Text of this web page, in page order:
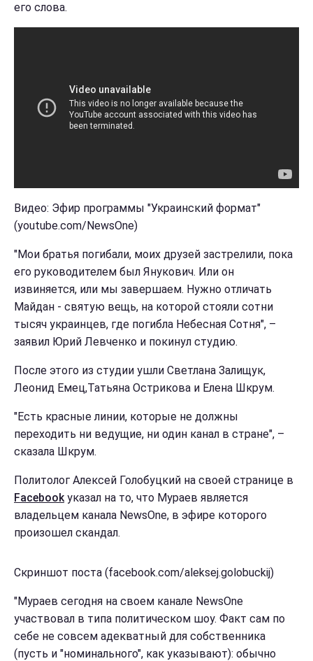
его слова.
Видео: Эфир программы "Украинский формат"
(youtube.com/NewsOne)
"Мои братья погибали, моих друзей застрелили, пока
его руководителем был Янукович. Или он
извиняется, или мы завершаем. Нужно отличать
Майдан - святую вещь, на которой стояли сотни
тысяч украинцев, где погибла Небесная Сотня", –
заявил Юрий Левченко и покинул студию.
После этого из студии ушли Светлана Залищук,
Леонид Емец,Татьяна Острикова и Елена Шкрум.
"Есть красные линии, которые не должны
переходить ни ведущие, ни один канал в стране", –
сказала Шкрум.
Политолог Алексей Голобуцкий на своей странице в
Facebookуказал на то, что Мураев является
владельцем канала NewsOne, в эфире которого
произошел скандал.
Скриншот поста (facebook.com/aleksej.golobuckij)
"Мураев сегодня на своем канале NewsOne
участвовал в типа политическом шоу. Факт сам по
себе не совсем адекватный для собственника
(пусть и "номинального", как указывают): обычно